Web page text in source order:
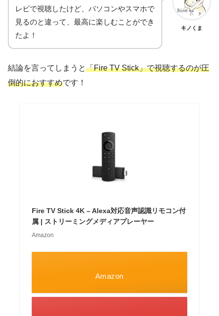
レビで視聴したけど、パソコンやスマホで
見るのと違って、最高に楽しむことができ
たよ！
キノくま
結論を言ってしまうと「Fire TV Stick」で視聴するのが圧
倒的におすすめです！
Fire TV Stick 4K – Alexa対応音声認識リモコン付
属 | ストリーミングメディアプレーヤー
Amazon
Amazon